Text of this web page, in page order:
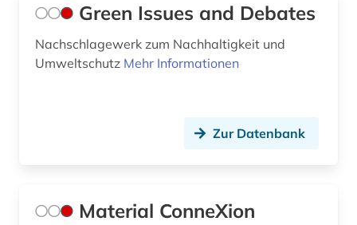
Green Issues and Debates
Nachschlagewerk zum Nachhaltigkeit und
Umweltschutz Mehr Informationen
Zur Datenbank
Material ConneXion